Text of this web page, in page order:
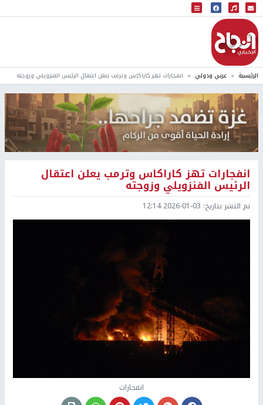
البث المباشر
إذاعة النجاح
الرئيسية عربي ودولي انفجارات تهز كاراكاس وترمب يعلن اعتقال الرئيس الفنزويلي وزوجته
انفجارات تهز كاراكاس وترمب يعلن اعتقال
الرئيس الفنزويلي وزوجته
تم النشر بتاريخ: 2026-01-03 12:14
انفجارات